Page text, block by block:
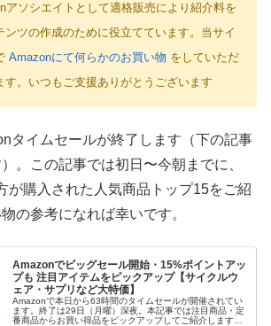
アソシエイトとして適格販売により紹介料を
ンツの作成のために役立てています。当サイ
Amazonにて何らかのお買い物 をしていただ
す。いつもご支援ありがとうございます
タイムセールが終了します（下の記事
。この記事では初日〜今朝までに、
が購入された人気商品トップ15をご紹
の参考になれば幸いです。
Amazonでビッグセール開始・15%ポイントアッ
プも 注目アイテムをピックアップ【サイクルウ
ェア・サプリなど大特価】
Amazonで本日から63時間のタイムセールが開催されてい
ます。終了は29日（月曜）深夜。本記事では注目商品・定
番商品からお買い得品をピックアップしてご紹介します。